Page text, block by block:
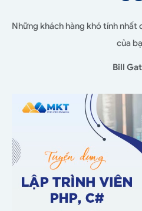
Những khách hàng khó tính nhất
của
Bill